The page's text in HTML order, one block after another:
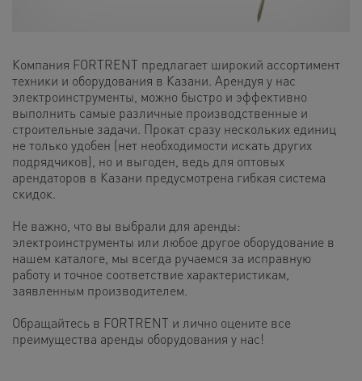
Компания FORTRENT предлагает широкий ассортимент
техники и оборудования в Казани. Арендуя у нас
электроинструменты, можно быстро и эффективно
выполнить самые различные производственные и
строительные задачи. Прокат сразу нескольких единиц
не только удобен (нет необходимости искать других
подрядчиков), но и выгоден, ведь для оптовых
арендаторов в Казани предусмотрена гибкая система
скидок.
Не важно, что вы выбрали для аренды:
электроинструменты или любое другое оборудование в
нашем каталоге, мы всегда ручаемся за исправную
работу и точное соответствие характеристикам,
заявленным производителем.
Обращайтесь в FORTRENT и лично оцените все
преимущества аренды оборудования у нас!